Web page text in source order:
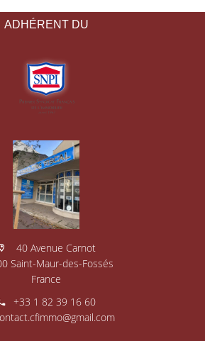
ADHÉRENT DU
40 Avenue Carnot
Saint-Maur-des-Fossés
France
+33 1 82 39 16 60